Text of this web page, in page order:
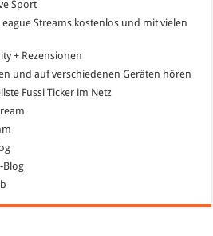
Sport
Streams kostenlos und mit vielen
+ Rezensionen
und auf verschiedenen Geräten hören
Fussi Ticker im Netz
Blog